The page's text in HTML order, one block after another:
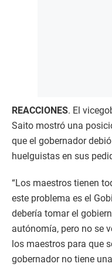
REACCIONES. El
Saito mostró una
que el gobernador
huelguistas en sus
“Los maestros tienen
este problema es el
debería tomar el
autónomía, pero no se
los maestros para que
gobernador no tiene